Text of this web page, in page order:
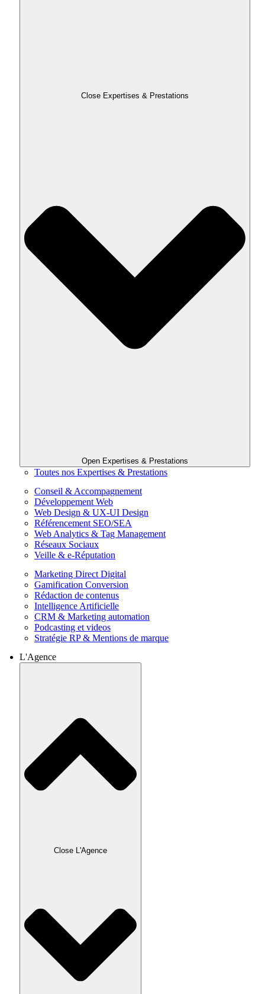
Close Expertises & Prestations
Open Expertises & Prestations
Toutes nos Expertises & Prestations
Conseil & Accompagnement
Développement Web
Web Design & UX-UI Design
Référencement SEO/SEA
Web Analytics & Tag Management
Réseaux Sociaux
Veille & e-Réputation
Marketing Direct Digital
Gamification Conversion
Rédaction de contenus
Intelligence Artificielle
CRM & Marketing automation
Podcasting et videos
Stratégie RP & Mentions de marque
L'Agence
Close L'Agence